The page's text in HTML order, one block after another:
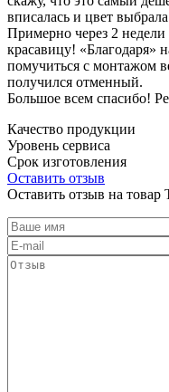
вписалась и цвет
Примерно через 2
красавицу!
помучиться с монтажом
получился отменный.
Большое всем спасибо!
Качество продукции
Уровень сервиса
Срок изготовления
Оставить отзыв
Оставить отзыв на товар